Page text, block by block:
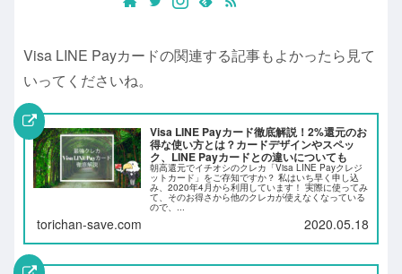
Visa LINE Payカードの関連する記事もよかったら見て
いってくださいね。
Visa LINE Payカード徹底解説！2%還元のお
得な使い方とは？カードデザインやスペッ
ク、LINE Payカードとの違いについても
朝高還元でイチオシのクレカ「Visa LINE Payクレジ
ットカード」をご存知ですか？ 私はいち早く申し込
み、2020年4月から利用しています！ 実際に使ってみ
て、そのお得さから他のクレカが使えなくなっている
ので、...
torichan-save.com 2020.05.18